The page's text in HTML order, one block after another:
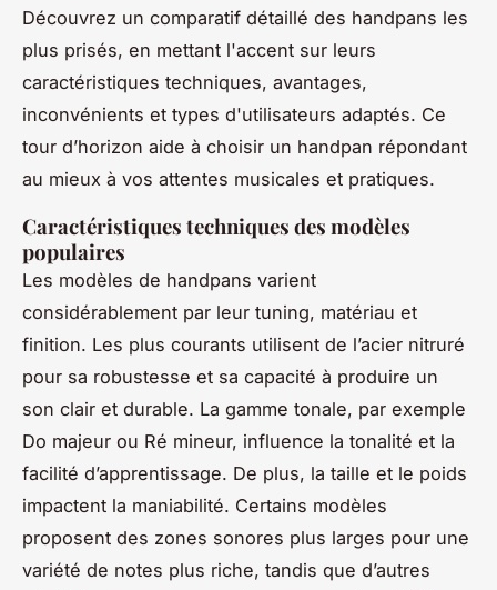
Découvrez un comparatif détaillé des handpans les
plus prisés, en mettant l'accent sur leurs
caractéristiques techniques, avantages,
inconvénients et types d'utilisateurs adaptés. Ce
tour d’horizon aide à choisir un handpan répondant
au mieux à vos attentes musicales et pratiques.
Caractéristiques techniques des modèles
populaires
Les modèles de handpans varient
considérablement par leur tuning, matériau et
finition. Les plus courants utilisent de l’acier nitruré
pour sa robustesse et sa capacité à produire un
son clair et durable. La gamme tonale, par exemple
Do majeur ou Ré mineur, influence la tonalité et la
facilité d’apprentissage. De plus, la taille et le poids
impactent la maniabilité. Certains modèles
proposent des zones sonores plus larges pour une
variété de notes plus riche, tandis que d’autres